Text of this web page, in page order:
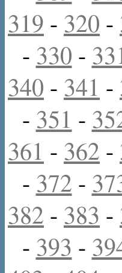
319 - 320 -
- 330 -
340 - 341 -
- 351 -
361 - 362 -
- 372 -
382 - 383 -
- 393 -